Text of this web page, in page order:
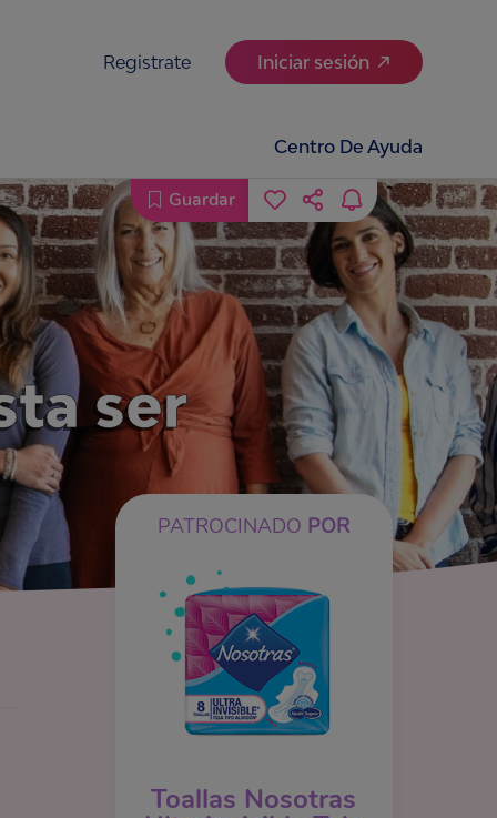
Registrate Iniciar sesión
Centro De Ayuda
ser
PATROCINADO POR
Toallas Nosotras
Guardar